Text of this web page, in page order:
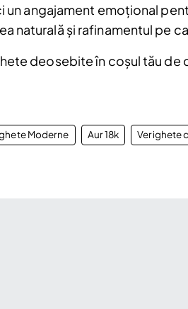
angajament emoțional
naturală și rafinamentul pe
deosebite în coșul tău de
Moderne Aur 18k Verighete